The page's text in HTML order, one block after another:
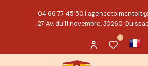
04 66 77 45 50 |
27 Av. du 11 novembre, 30260 Quissac
0